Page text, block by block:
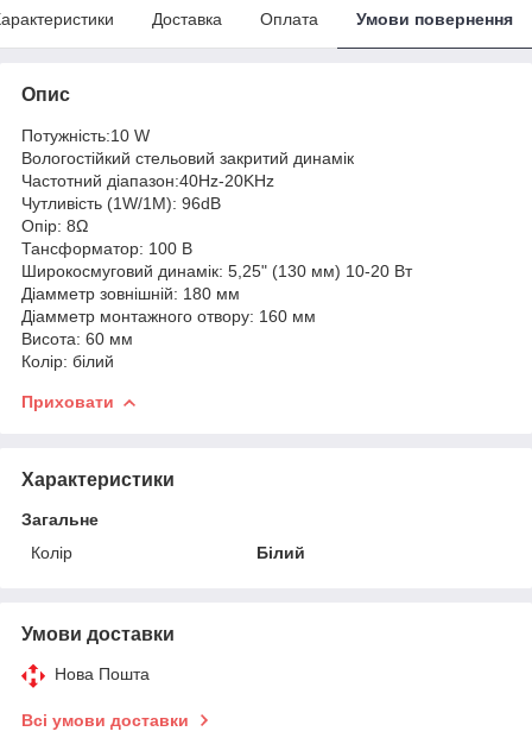
Доставка Оплата Умови повернення
Опис
Потужність:10 W
Вологостійкий стельовий закритий динамік
Частотний діапазон:40Hz-20KHz
Чутливість (1W/1M): 96dB
Опір: 8Ω
Тансформатор: 100 В
Широкосмуговий динамік: 5,25" (130 мм) 10-20 Вт
Діамметр зовнішній: 180 мм
Діамметр монтажного отвору: 160 мм
Висота: 60 мм
Колір: білий
Приховати
Характеристики
Загальне
Колір
Білий
Умови доставки
Нова Пошта
Всі умови доставки